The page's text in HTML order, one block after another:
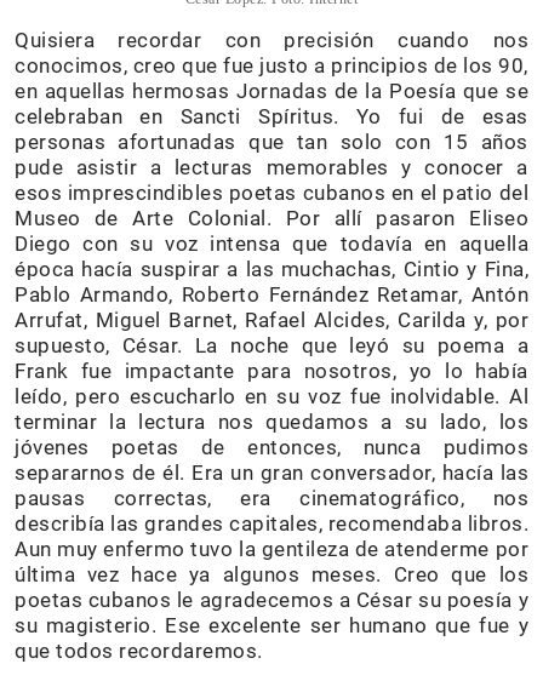
Quisiera recordar con precisión cuando nos
conocimos, creo que fue justo a principios de los 90,
en aquellas hermosas Jornadas de la Poesía que se
celebraban en Sancti Spíritus. Yo fui de esas
personas afortunadas que tan solo con 15 años
pude asistir a lecturas memorables y conocer a
esos imprescindibles poetas cubanos en el patio del
Museo de Arte Colonial. Por allí pasaron Eliseo
Diego con su voz intensa que todavía en aquella
época hacía suspirar a las muchachas, Cintio y Fina,
Pablo Armando, Roberto Fernández Retamar, Antón
Arrufat, Miguel Barnet, Rafael Alcides, Carilda y, por
supuesto, César. La noche que leyó su poema a
Frank fue impactante para nosotros, yo lo había
leído, pero escucharlo en su voz fue inolvidable. Al
terminar la lectura nos quedamos a su lado, los
jóvenes poetas de entonces, nunca pudimos
separarnos de él. Era un gran conversador, hacía las
pausas correctas, era cinematográfico, nos
describía las grandes capitales, recomendaba libros.
Aun muy enfermo tuvo la gentileza de atenderme por
última vez hace ya algunos meses. Creo que los
poetas cubanos le agradecemos a César su poesía y
su magisterio. Ese excelente ser humano que fue y
que todos recordaremos.